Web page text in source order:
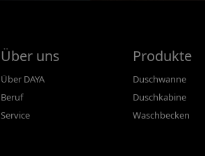
Über uns
Über DAYA
Beruf
Service
Produkte
Duschwanne
Duschkabine
Waschbecken